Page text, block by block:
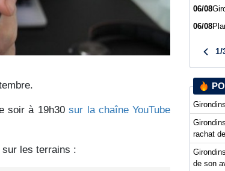
soir à 19h30sur la chaîne YouTube
sur les terrains :
06/08
06/08
1/
rachat
de son